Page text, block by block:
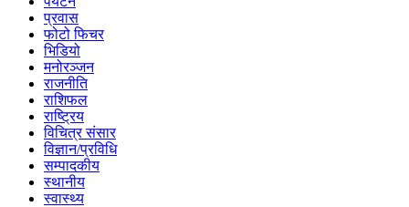
प्रवास
फोटो फिचर
भिडियो
मनोरञ्जन
राजनीति
राशिफल
राष्ट्रिय
विचित्र संसार
विज्ञान/प्रविधि
सम्पादकीय
स्थानीय
स्वास्थ्य